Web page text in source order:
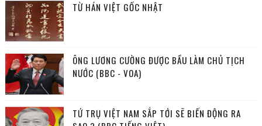
TỪ HÁN VIỆT GỐC NHẬT
ÔNG LƯƠNG CƯỜNG ĐƯỢC BẦU LÀM CHỦ TỊCH
NƯỚC (BBC - VOA)
TỨ TRỤ VIỆT NAM SẮP TỚI SẼ BIẾN ĐỘNG RA